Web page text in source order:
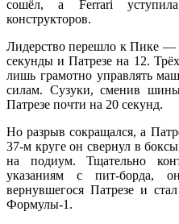
сошёл, а Ferrari
конструкторов.
Лидерство перешло к Пике —
секунды и Патрезе на 12.
лишь грамотно управлять
силам. Сузуки, сменив
Патрезе почти на 20 секунд.
Но разрыв сокращался, а
37-м круге он свернул в
на подиум. Тщательно
указаниям с пит-борда,
вернувшегося Патрезе и
Формулы-1.